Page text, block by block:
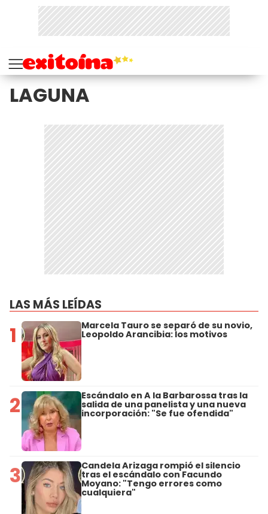
LAGUNA
LAS MÁS LEÍDAS
1 Marcela Tauro se separó de su novio,
Leopoldo Arancibia: los motivos
2 Escándalo en A la Barbarossa tras la
salida de una panelista y una nueva
incorporación: "Se fue ofendida"
3 Candela Arizaga rompió el silencio
tras el escándalo con Facundo
Moyano: "Tengo errores como
cualquiera"